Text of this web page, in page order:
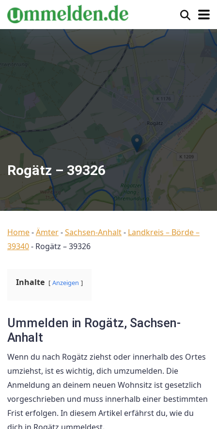
Rogätz – 39326
Home-Ämter-Sachsen-Anhalt- Landkreis – Börde –
39340- Rogätz – 39326
Inhalte Anzeigen
Ummelden in Rogätz, Sachsen-
Anhalt
Wenn du nach Rogätz ziehst oder innerhalb des Ortes
umziehst, ist es wichtig, dich umzumelden. Die
Anmeldung an deinem neuen Wohnsitz ist gesetzlich
vorgeschrieben und muss innerhalb einer bestimmten
Frist erfolgen. In diesem Artikel erfährst du, wie du